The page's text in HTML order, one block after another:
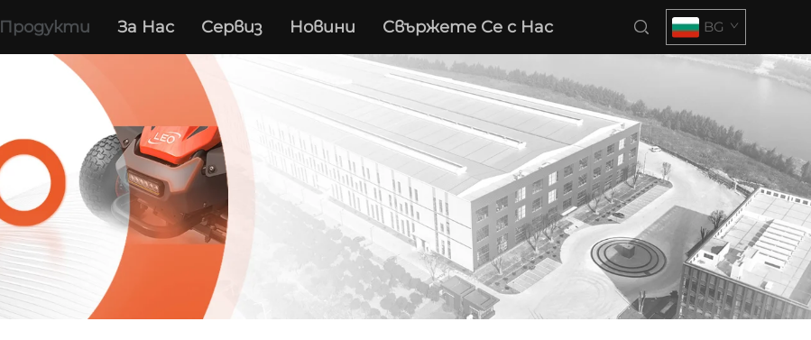
Продукти За Нас Сервиз Новини Свържете Се с Нас BG